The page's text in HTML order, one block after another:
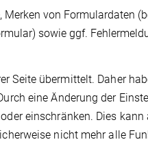
Merken von Formulardaten
sowie ggf.
Seite übermittelt. Daher
eine Änderung der
einschränken. Dies
nicht mehr alle